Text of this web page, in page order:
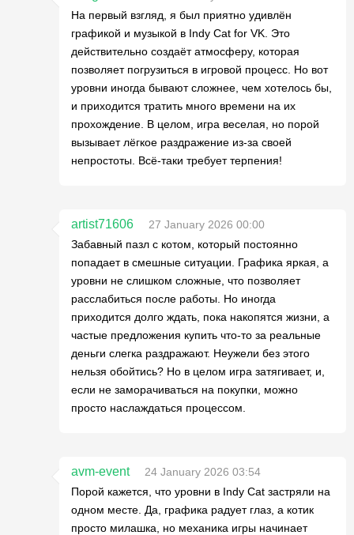
На первый взгляд, я был приятно удивлён
графикой и музыкой в Indy Cat for VK. Это
действительно создаёт атмосферу, которая
позволяет погрузиться в игровой процесс. Но вот
уровни иногда бывают сложнее, чем хотелось бы,
и приходится тратить много времени на их
прохождение. В целом, игра веселая, но порой
вызывает лёгкое раздражение из-за своей
непростоты. Всё-таки требует терпения!
artist71606
27 January 2026 00:00
Забавный пазл с котом, который постоянно
попадает в смешные ситуации. Графика яркая, а
уровни не слишком сложные, что позволяет
расслабиться после работы. Но иногда
приходится долго ждать, пока накопятся жизни, а
частые предложения купить что-то за реальные
деньги слегка раздражают. Неужели без этого
нельзя обойтись? Но в целом игра затягивает, и,
если не заморачиваться на покупки, можно
просто наслаждаться процессом.
avm-event
24 January 2026 03:54
Порой кажется, что уровни в Indy Cat застряли на
одном месте. Да, графика радует глаз, а котик
просто милашка, но механика игры начинает